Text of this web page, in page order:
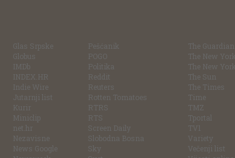
Glas Srpske
Globus
IMDb
INDEX.HR
Indie Wire
Jutarnji list
Kurir
Miniclip
net.hr
Nezavisne
News Google
Pešćanik
POGO
Politika
Reddit
Reuters
Rotten Tomatoes
RTRS
RTS
Screen Daily
Slobodna Bosna
Sky
The Guardian
The New
The New
The Sun
The Times
Time
TMZ
Tportal
TV1
Variety
Večenji list